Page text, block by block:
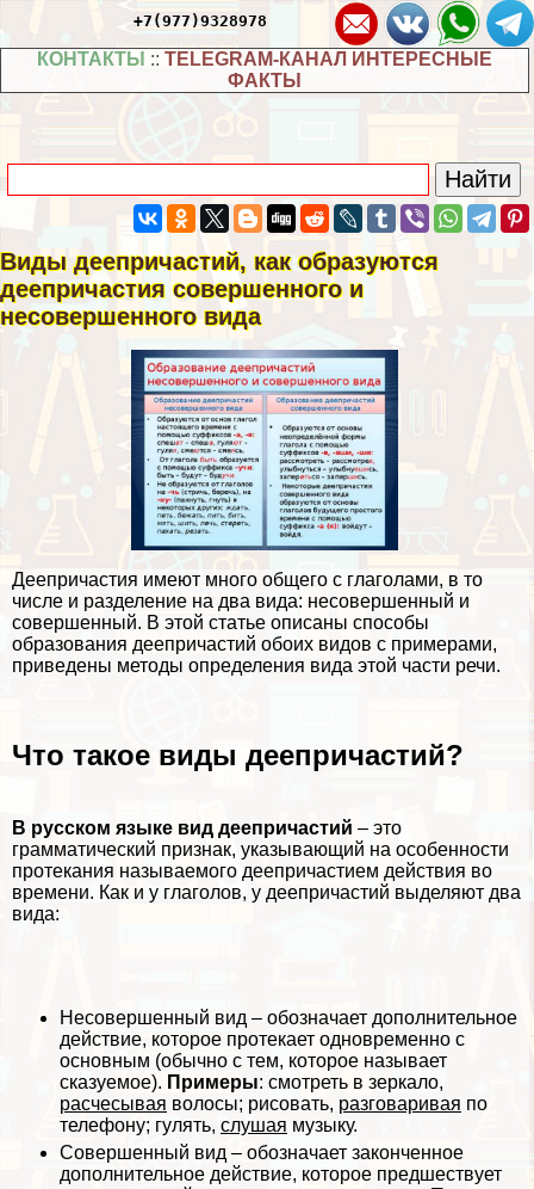
+7(977)9328978
КОНТАКТЫ :: TELEGRAM-КАНАЛ ИНТЕРЕСНЫЕ
ФАКТЫ
Виды деепричастий, как образуются
деепричастия совершенного и
несовершенного вида
Деепричастия имеют много общего с глаголами, в то
числе и разделение на два вида: несовершенный и
совершенный. В этой статье описаны способы
образования деепричастий обоих видов с примерами,
приведены методы определения вида этой части речи.
Что такое виды деепричастий?
В русском языке вид деепричастий – это
грамматический признак, указывающий на особенности
протекания называемого деепричастием действия во
времени. Как и у глаголов, у деепричастий выделяют два
вида:
Несовершенный вид – обозначает дополнительное
действие, которое протекает одновременно с
основным (обычно с тем, которое называет
сказуемое). Примеры: смотреть в зеркало,
расчесывая волосы; рисовать, разговаривая по
телефону; гулять, слушая музыку.
Совершенный вид – обозначает законченное
дополнительное действие, которое предшествует